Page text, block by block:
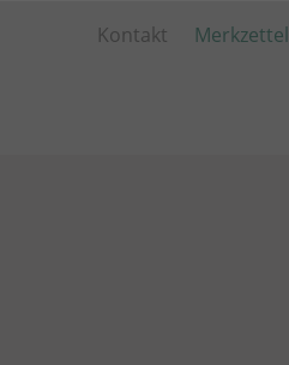
Kontakt Merkzettel